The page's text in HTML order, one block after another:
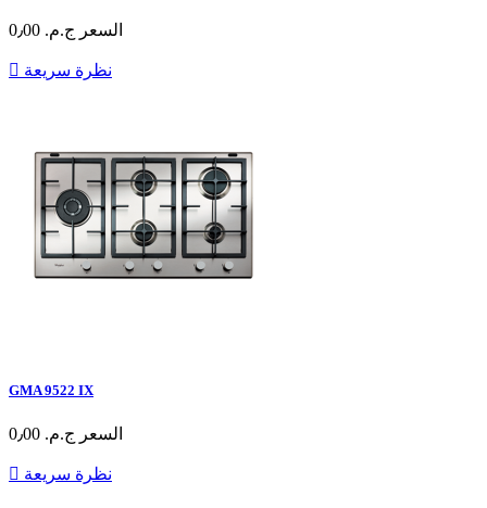
السعر ج.م.‏ 0٫00
 نظرة سريعة
GMA 9522 IX
السعر ج.م.‏ 0٫00
 نظرة سريعة